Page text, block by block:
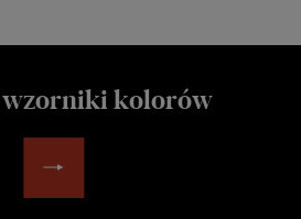
wzorniki kolorów